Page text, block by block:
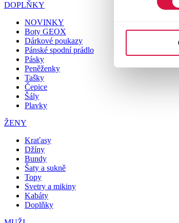
DOPLŇKY
NOVINKY
Boty GEOX
Dárkové poukazy
Pánské spodní prádlo
Pásky
Peněženky
Tašky
Čepice
Šály
Plavky
ŽENY
Kraťasy
Džíny
Bundy
Šaty a sukně
Topy
Svetry a mikiny
Kabáty
Doplňky